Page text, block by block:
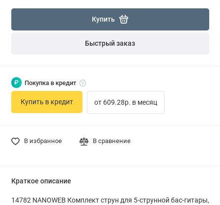
Купить
Быстрый заказ
В избранное В сравнение
₽ Покупка в кредит
Купить в кредит от 609.28р. в месяц
Краткое описание
14782 NANOWEB Комплект струн для 5-струнной бас-гитары,